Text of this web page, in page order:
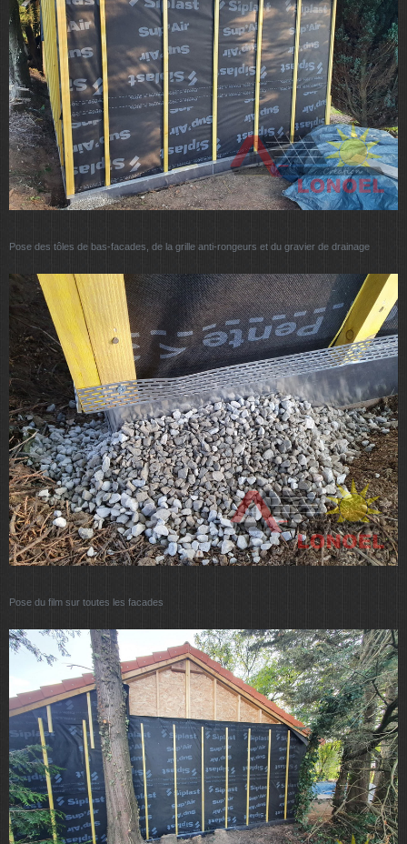
Pose des tôles de bas-facades, de la grille anti-rongeurs et du gravier de drainage
Pose du film sur toutes les facades